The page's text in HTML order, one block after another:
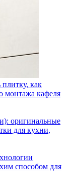
плитку, как
монтажа кафеля
оригинальные
для кухни,
способом для